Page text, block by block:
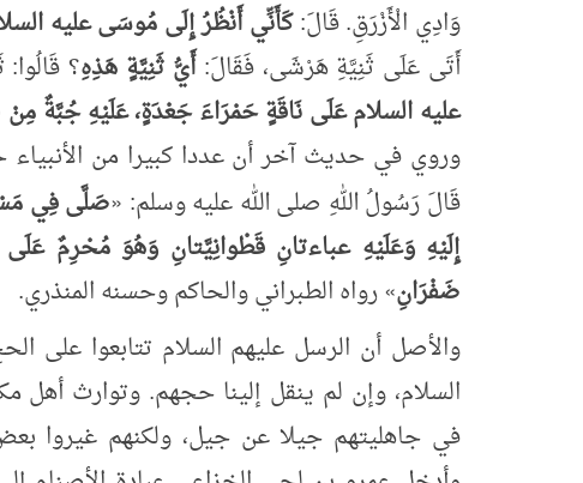
وَادِي الْأَزْرَقِ. قَالَ:كَأَنِّي أَنْظُرُ إِلَى مُوسَى عليه
أَتَى عَلَى ثَنِيَّةِ هَرْشَى، فَقَالَ:أَيُّ ثَنِيَّةٍ هَذِهِ؟
عليه السلام عَلَى نَاقَةٍ حَمْرَاءَ جَعْدَةٍ، عَلَيْهِ جُبَّةٌ
وروي في حديث آخر أن عددا كبيرا من
قَالَ رَسُولُ اللهِ صلى الله عليه وسلم: «صَلَّىفِي
إِلَيْهِ وَعَلَيْهِ عباءتانِ قَطْوانِيَّتانِ وَهُوَ مُحْرِمٌ
ضَفْرَانِ»رواه الطبراني والحاكم وحسنه المنذري.
والأصل أن الرسل عليهم السلام تتابعوا على
السلام، وإن لم ينقل إلينا حجهم. وتوارث أهل
في جاهليتهم جيلا عن جيل، ولكنهم غيروا